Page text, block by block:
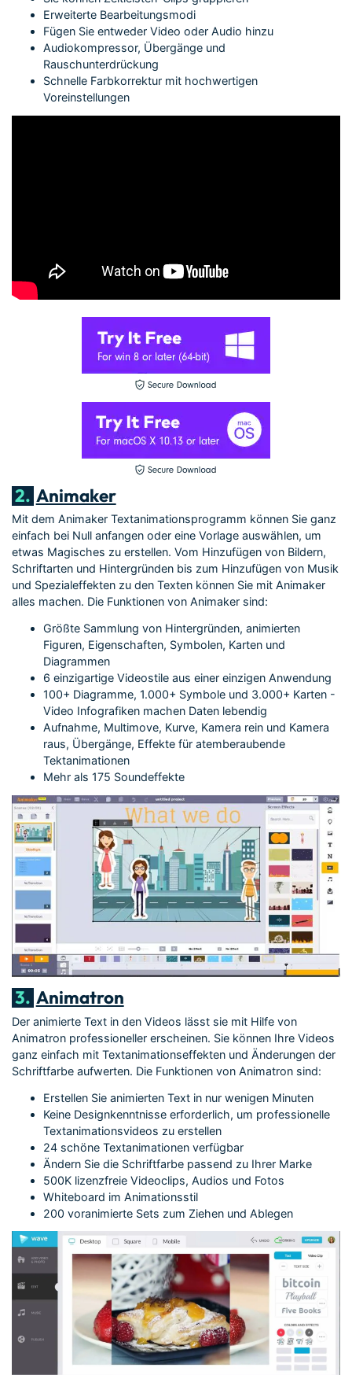
Erweiterte Bearbeitungsmodi
Fügen Sie entweder Video oder Audio hinzu
Audiokompressor, Übergänge und
Rauschunterdrückung
Schnelle Farbkorrektur mit hochwertigen
Voreinstellungen
2. Animaker
Mit dem Animaker Textanimationsprogramm können Sie ganz
einfach bei Null anfangen oder eine Vorlage auswählen, um
etwas Magisches zu erstellen. Vom Hinzufügen von Bildern,
Schriftarten und Hintergründen bis zum Hinzufügen von Musik
und Spezialeffekten zu den Texten können Sie mit Animaker
alles machen. Die Funktionen von Animaker sind:
Größte Sammlung von Hintergründen, animierten
Figuren, Eigenschaften, Symbolen, Karten und
Diagrammen
6 einzigartige Videostile aus einer einzigen Anwendung
100+ Diagramme, 1.000+ Symbole und 3.000+ Karten -
Video Infografiken machen Daten lebendig
Aufnahme, Multimove, Kurve, Kamera rein und Kamera
raus, Übergänge, Effekte für atemberaubende
Tektanimationen
Mehr als 175 Soundeffekte
3. Animatron
Der animierte Text in den Videos lässt sie mit Hilfe von
Animatron professioneller erscheinen. Sie können Ihre Videos
ganz einfach mit Textanimationseffekten und Änderungen der
Schriftfarbe aufwerten. Die Funktionen von Animatron sind:
Erstellen Sie animierten Text in nur wenigen Minuten
Keine Designkenntnisse erforderlich, um professionelle
Textanimationsvideos zu erstellen
24 schöne Textanimationen verfügbar
Ändern Sie die Schriftfarbe passend zu Ihrer Marke
500K lizenzfreie Videoclips, Audios und Fotos
Whiteboard im Animationsstil
200 voranimierte Sets zum Ziehen und Ablegen